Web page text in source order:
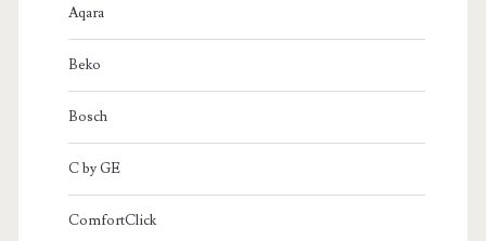
Aqara
Beko
Bosch
C by GE
ComfortClick